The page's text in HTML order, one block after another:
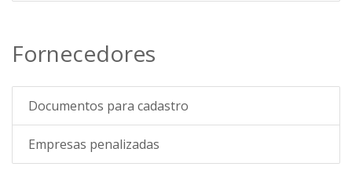
Fornecedores
Documentos para cadastro
Empresas penalizadas